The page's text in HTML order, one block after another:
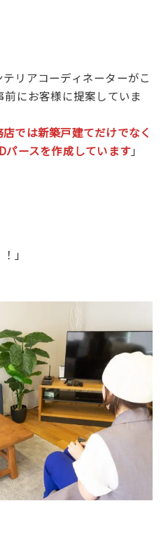
リアコーディネーターがこ
にお客様に提案していま
では新築戸建てだけでなく
パースを作成しています」
」